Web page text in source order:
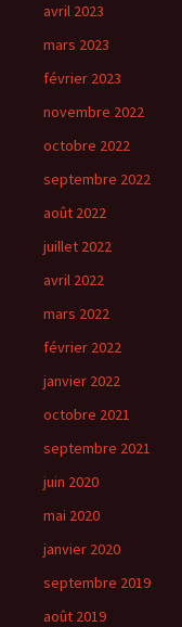
avril 2023
mars 2023
février 2023
novembre 2022
octobre 2022
septembre 2022
août 2022
juillet 2022
avril 2022
mars 2022
février 2022
janvier 2022
octobre 2021
septembre 2021
juin 2020
mai 2020
janvier 2020
septembre 2019
août 2019